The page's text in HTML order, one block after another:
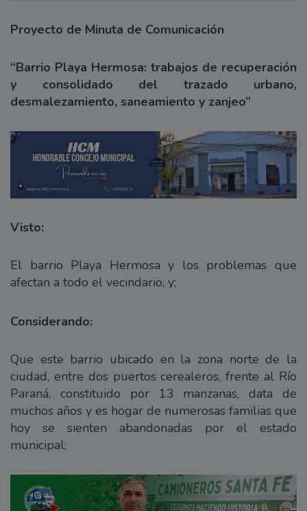
Proyecto de Minuta de Comunicación
“Barrio Playa Hermosa: trabajos de recuperación
y consolidado del trazado urbano,
desmalezamiento, saneamiento y zanjeo”
Visto:
El barrio Playa Hermosa y los problemas que
afectan a todo el vecindario, y;
Considerando:
Que este barrio ubicado en la zona norte de la
ciudad, entre dos puertos cerealeros, frente al Río
Paraná, constituido por 13 manzanas, data de
muchos años y es hogar de numerosas familias que
hoy se sienten abandonadas por el estado
municipal;